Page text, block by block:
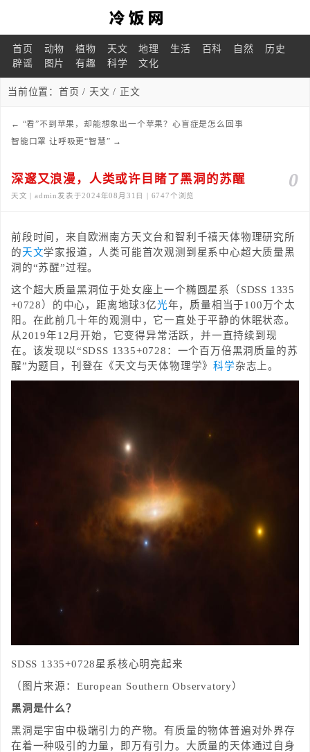
首页 动物 植物 天文 地理 生活 百科 自然
历史
辟谣
图片 有趣 科学 文化
当前位置： 首页 / 天文 / 正文
← “看”不到苹果，却能想象出一个苹果？心盲症是怎么回事
智能口罩 让呼吸更“智慧” →
0
深邃又浪漫，人类或许目睹了黑洞的苏醒
天文 | admin发表于2024年08月31日 | 6747个浏览
前段时间，来自欧洲南方天文台和智利千禧天体物理研究所
的天文学家报道，人类可能首次观测到星系中心超大质量黑
洞的“苏醒”过程。
这个超大质量黑洞位于处女座上一个椭圆星系（SDSS 1335
+0728）的中心，距离地球3亿光年，质量相当于100万个太
阳。在此前几十年的观测中，它一直处于平静的休眠状态。
从2019年12月开始，它变得异常活跃，并一直持续到现
在。该发现以“SDSS 1335+0728：一个百万倍黑洞质量的苏
醒”为题目，刊登在《天文与天体物理学》科学杂志上。
SDSS 1335+0728星系核心明亮起来
（图片来源：European Southern Observatory）
黑洞是什么？
黑洞是宇宙中极端引力的产物。‌有质量的物体普遍对外界存
在着一种吸引的力量，即万有引力。大质量的天体通过自身